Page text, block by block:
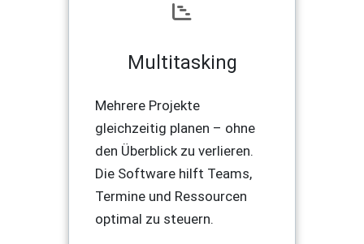
Multitasking
Mehrere Projekte
gleichzeitig planen – ohne
den Überblick zu verlieren.
Die Software hilft Teams,
Termine und Ressourcen
optimal zu steuern.